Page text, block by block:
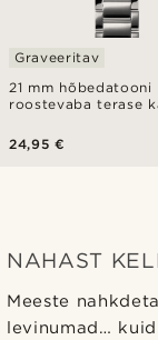
21 mm hõbedatooni
roostevaba terase
rihm – kiire
Graveeritav
24,95 €
NAHAST
Meeste
levinumad…